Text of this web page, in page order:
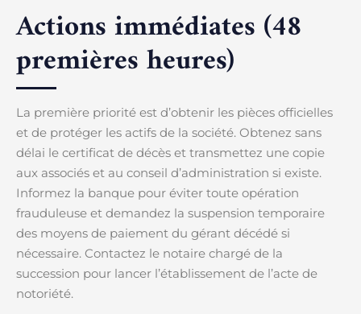
Actions immédiates (48
premières heures)
La première priorité est d’obtenir les pièces officielles
et de protéger les actifs de la société. Obtenez sans
délai le certificat de décès et transmettez une copie
aux associés et au conseil d’administration si existe.
Informez la banque pour éviter toute opération
frauduleuse et demandez la suspension temporaire
des moyens de paiement du gérant décédé si
nécessaire. Contactez le notaire chargé de la
succession pour lancer l’établissement de l’acte de
notoriété.